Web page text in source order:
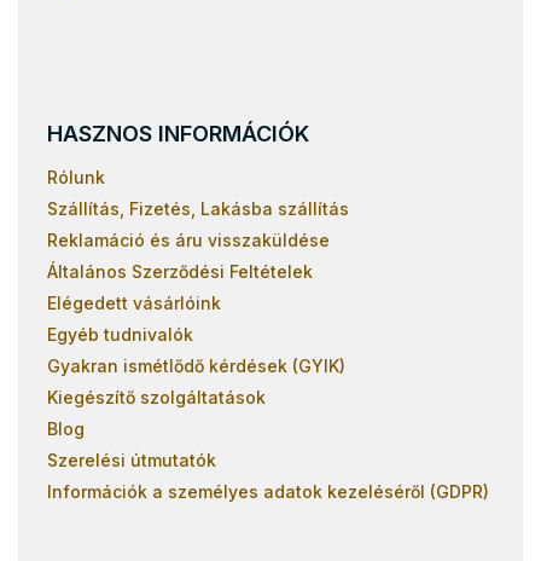
HASZNOS INFORMÁCIÓK
Rólunk
Szállítás, Fizetés, Lakásba szállítás
Reklamáció és áru visszaküldése
Általános Szerződési Feltételek
Elégedett vásárlóink
Egyéb tudnivalók
Gyakran ismétlődő kérdések (GYIK)
Kiegészítő szolgáltatások
Blog
Szerelési útmutatók
Információk a személyes adatok kezeléséről (GDPR)